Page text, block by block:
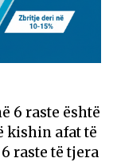
6 raste është
kishin afat të
raste të tjera